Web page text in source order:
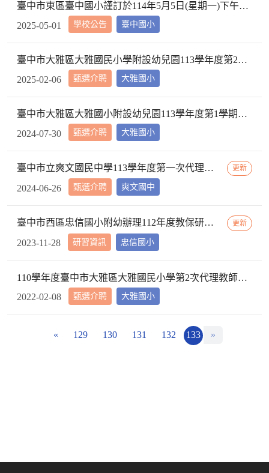
學校公告
臺中市東區臺中國小謹訂於114年5月5日(星期一)下午2時10分於本校校長室，召開教評會審查114學年度市內介聘調入本校教師資格
臺中國小
2025-05-01
甄選介聘
臺中市大雅區大雅國民小學附設幼兒園113學年度第2學期【特教學生助理員】第1次甄選簡章公告
大雅國小
2025-02-06
甄選介聘
臺中市大雅區大雅國小附設幼兒園113學年度第1學期【代理教師】招考甄選錄取公告，已足額錄取，不續辦甄選作業。
大雅國小
2024-07-30
甄選介聘
臺中市立爽文國民中學113學年度第一次代理教師甄選簡章(一次公告分次招考) 更新
爽文國中
2024-06-26
研習資訊
臺中市西區忠信國小附幼辦理112年度教保研習─ 「嬰幼用藥安全~就是「藥」你好好的」，請鼓勵貴校(園)教保服務人員踴躍參加 更新
忠信國小
2023-11-28
甄選介聘
110學年度臺中市大雅區大雅國民小學第2次代理教師甄選第2次招考結果公告
大雅國小
2022-02-08
« 129 130 131 132 133 »